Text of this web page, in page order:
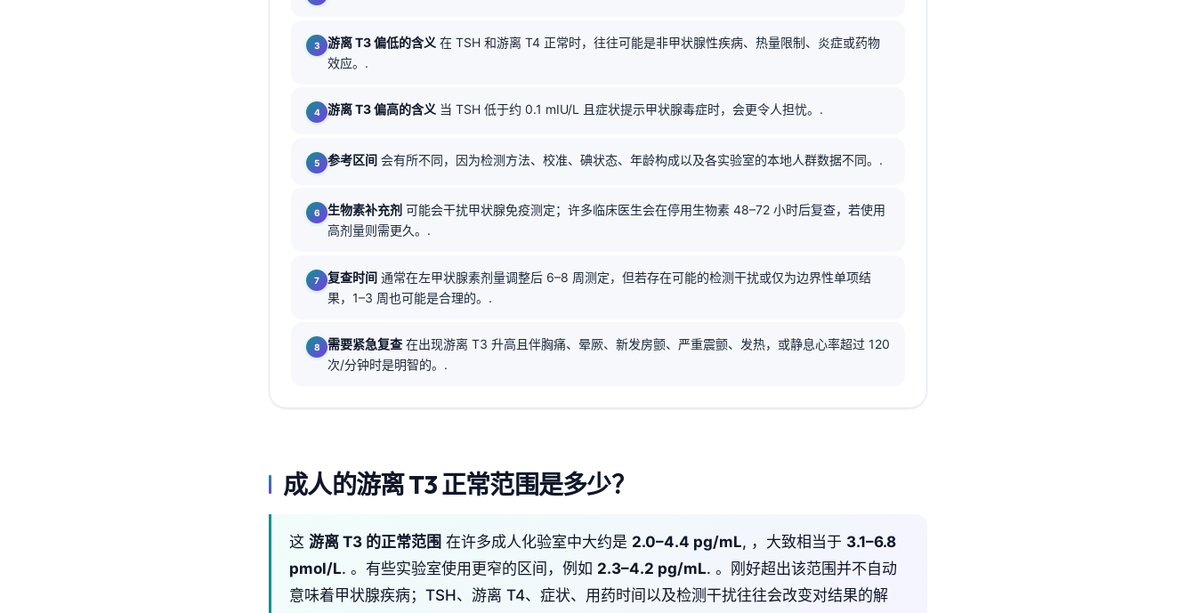
游离 T3 偏低的含义 在 TSH 和游离 T4 正常时，往往可能是非甲状腺性疾病、热量限制、炎症或药物
效应。.
游离 T3 偏高的含义 当 TSH 低于约 0.1 mIU/L 且症状提示甲状腺毒症时，会更令人担忧。.
参考区间 会有所不同，因为检测方法、校准、碘状态、年龄构成以及各实验室的本地人群数据不同。.
生物素补充剂 可能会干扰甲状腺免疫测定；许多临床医生会在停用生物素 48–72 小时后复查，若使用
高剂量则需更久。.
复查时间 通常在左甲状腺素剂量调整后 6–8 周测定，但若存在可能的检测干扰或仅为边界性单项结
果，1–3 周也可能是合理的。.
需要紧急复查 在出现游离 T3 升高且伴胸痛、晕厥、新发房颤、严重震颤、发热，或静息心率超过 120
次/分钟时是明智的。.
成人的游离 T3 正常范围是多少？
这 游离 T3 的正常范围 在许多成人化验室中大约是 2.0–4.4 pg/mL, ，大致相当于 3.1–6.8
pmol/L. 。有些实验室使用更窄的区间，例如 2.3–4.2 pg/mL. 。刚好超出该范围并不自动
意味着甲状腺疾病；TSH、游离 T4、症状、用药时间以及检测干扰往往会改变对结果的解